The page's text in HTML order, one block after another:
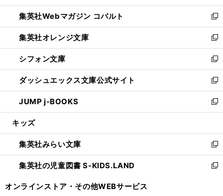
開
く
ウ
で
開
く
ン
ド
ウ
で
開
く
ウ
ィ
ン
ド
ウ
で
開
く
集英社Webマガジン コバルト
新
し
い
ウ
ィ
ン
ド
ウ
で
開
集英社オレンジ文庫
新
し
い
ウ
ィ
ン
ド
ウ
開
く
シフォン文庫
新
し
い
ウ
ィ
ン
ウ
で
開
く
ダッシュエックス文庫公式サイト
新
し
い
ウ
ン
ド
ウ
で
JUMP j-BOOKS
新
し
ウ
ィ
ン
ド
キッズ
集英社みらい文庫
新
し
い
集英社の児童図書 S-KIDS.LAND
新
オンラインストア・ その他WEBサービス